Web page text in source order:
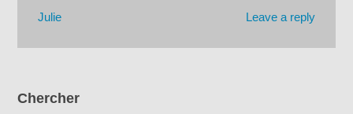
Leave a reply
Julie
Chercher